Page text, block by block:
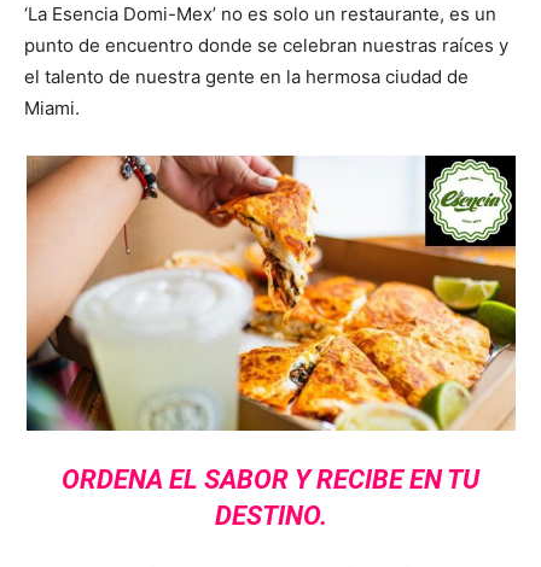
‘La Esencia Domi-Mex’ no es solo un restaurante, es un
punto de encuentro donde se celebran nuestras raíces y
el talento de nuestra gente en la hermosa ciudad de
Miami.
ORDENA EL SABOR Y RECIBE EN TU
DESTINO.